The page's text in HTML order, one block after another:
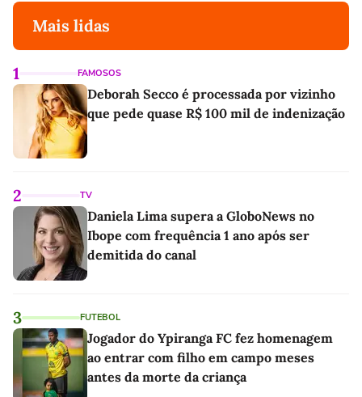
Mais lidas
1 FAMOSOS
Deborah Secco é processada por vizinho
que pede quase R$ 100 mil de indenização
2 TV
Daniela Lima supera a GloboNews no
Ibope com frequência 1 ano após ser
demitida do canal
3 FUTEBOL
Jogador do Ypiranga FC fez homenagem
ao entrar com filho em campo meses
antes da morte da criança